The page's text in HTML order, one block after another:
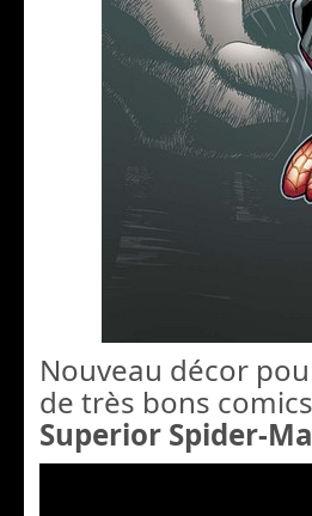
Nouveau décor
de très bons
Superior Spider-